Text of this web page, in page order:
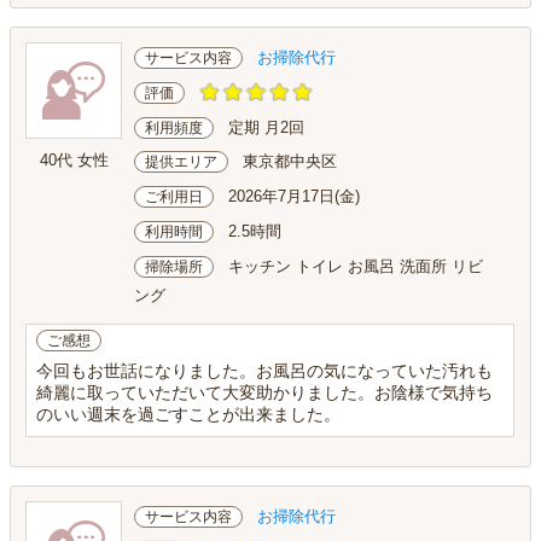
40代 女性
サービス内容 お掃除代行
評価
利用頻度 定期 月2回
提供エリア 東京都中央区
ご利用日 2026年7月17日(金)
利用時間 2.5時間
掃除場所
キッチン トイレ お風呂 洗面所 リビ
ング
ご感想
今回もお世話になりました。お風呂の気になっていた汚れも
綺麗に取っていただいて大変助かりました。お陰様で気持ち
のいい週末を過ごすことが出来ました。
サービス内容 お掃除代行